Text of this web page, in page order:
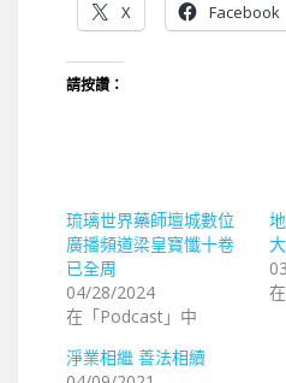
X Facebook
請按讚：
琉璃世界藥師壇城數位
廣播頻道梁皇寶懺十卷
已全周
04/28/2024
在「Podcast」中
淨業相繼 善法相續